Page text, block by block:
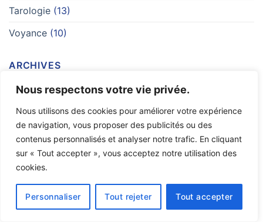
Nous respectons votre vie privée.
Nous utilisons des cookies pour améliorer votre expérience
de navigation, vous proposer des publicités ou des
contenus personnalisés et analyser notre trafic. En cliquant
sur « Tout accepter », vous acceptez notre utilisation des
cookies.
Personnaliser Tout rejeter Tout accepter
Tarologie (13)
Voyance (10)
ARCHIVES
mai 2026(9)
avril 2026 (3)
mars 2026(13)
février 2026
janvier 2026(12)
décembre 2025(9)